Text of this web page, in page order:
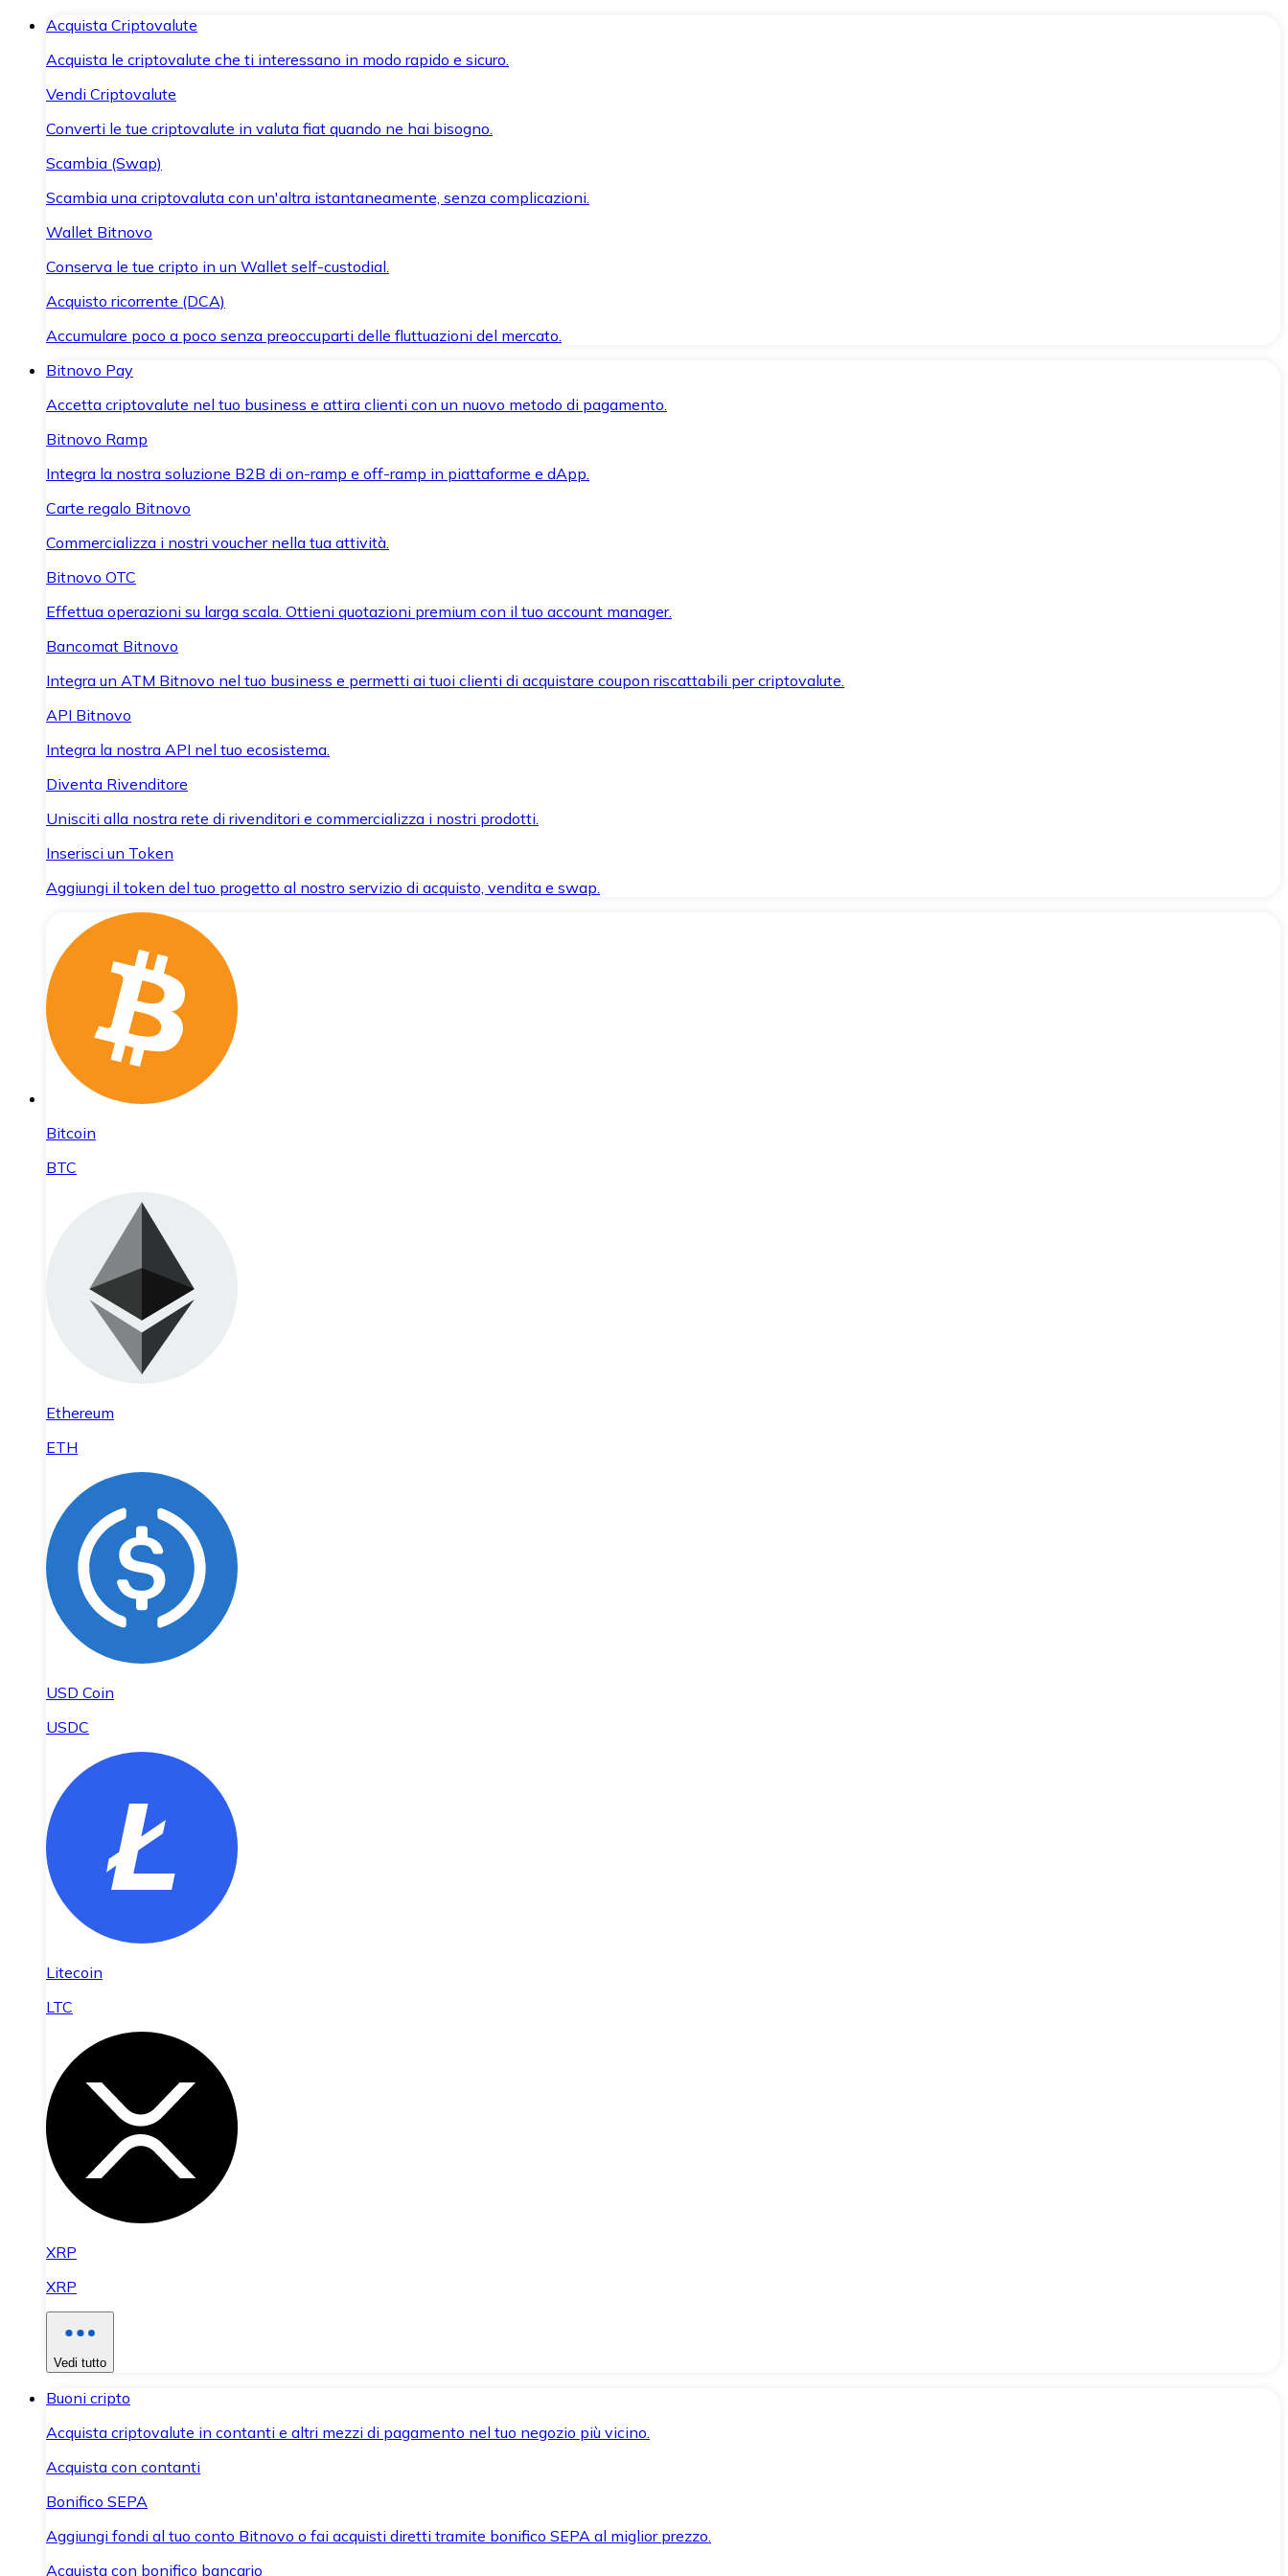
Acquista Criptovalute
Acquista le criptovalute che ti interessano in modo rapido e sicuro.
Vendi Criptovalute
Converti le tue criptovalute in valuta fiat quando ne hai bisogno.
Scambia (Swap)
Scambia una criptovaluta con un'altra istantaneamente, senza complicazioni.
Wallet Bitnovo
Conserva le tue cripto in un Wallet self-custodial.
Acquisto ricorrente (DCA)
Accumulare poco a poco senza preoccuparti delle fluttuazioni del mercato.
Bitnovo Pay
Accetta criptovalute nel tuo business e attira clienti con un nuovo metodo di pagamento.
Bitnovo Ramp
Integra la nostra soluzione B2B di on-ramp e off-ramp in piattaforme e dApp.
Carte regalo Bitnovo
Commercializza i nostri voucher nella tua attività.
Bitnovo OTC
Effettua operazioni su larga scala. Ottieni quotazioni premium con il tuo account manager.
Bancomat Bitnovo
Integra un ATM Bitnovo nel tuo business e permetti ai tuoi clienti di acquistare coupon riscattabili per criptovalute.
API Bitnovo
Integra la nostra API nel tuo ecosistema.
Diventa Rivenditore
Unisciti alla nostra rete di rivenditori e commercializza i nostri prodotti.
Inserisci un Token
Aggiungi il token del tuo progetto al nostro servizio di acquisto, vendita e swap.
Bitcoin
BTC
Ethereum
ETH
USD Coin
USDC
Litecoin
LTC
XRP
XRP
Vedi tutto
Buoni cripto
Acquista criptovalute in contanti e altri mezzi di pagamento nel tuo negozio più vicino.
Acquista con contanti
Bonifico SEPA
Aggiungi fondi al tuo conto Bitnovo o fai acquisti diretti tramite bonifico SEPA al miglior prezzo.
Acquista con bonifico bancario